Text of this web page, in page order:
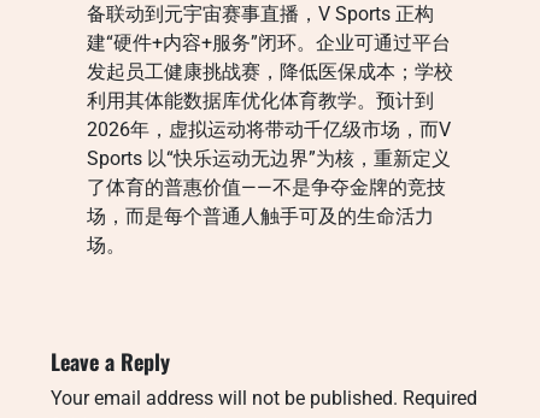
备联动到元宇宙赛事直播，V Sports 正构
建“硬件+内容+服务”闭环。企业可通过平台
发起员工健康挑战赛，降低医保成本；学校
利用其体能数据库优化体育教学。预计到
2026年，虚拟运动将带动千亿级市场，而V
Sports 以“快乐运动无边界”为核，重新定义
了体育的普惠价值——不是争夺金牌的竞技
场，而是每个普通人触手可及的生命活力
场。
Leave a Reply
Your email address will not be published. Required